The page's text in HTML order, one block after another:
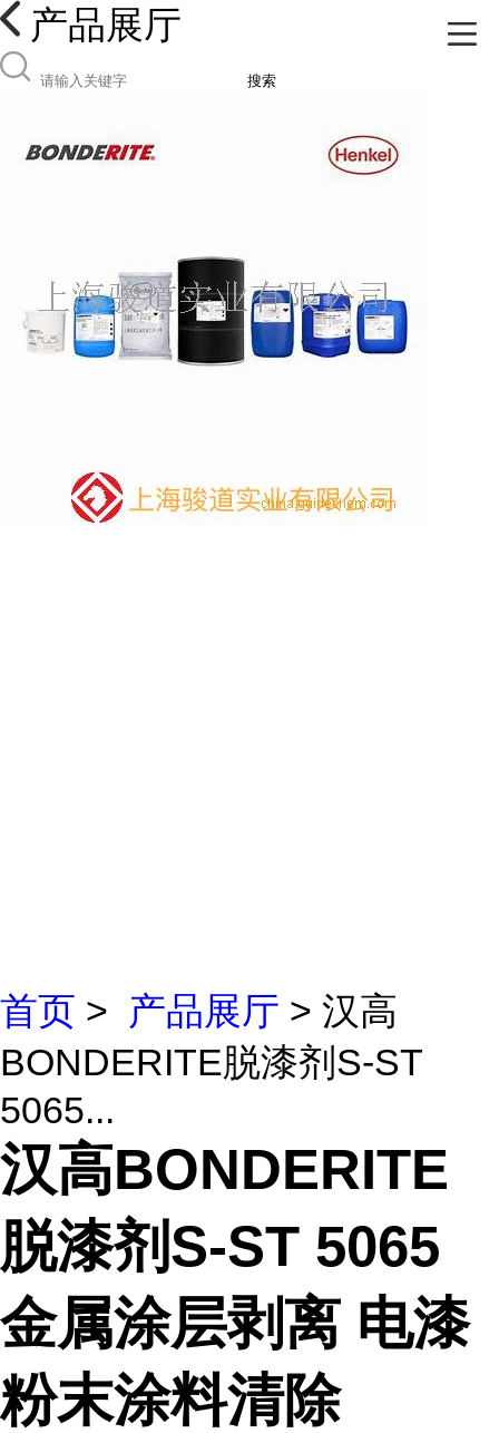
产品展厅
搜索
首页 > 产品展厅 > 汉高
BONDERITE脱漆剂S-ST
5065...
汉高BONDERITE
脱漆剂S-ST 5065
金属涂层剥离 电漆
粉末涂料清除